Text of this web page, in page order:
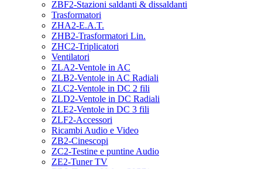
ZBF2-Stazioni saldanti & dissaldanti
Trasformatori
ZHA2-E.A.T.
ZHB2-Trasformatori Lin.
ZHC2-Triplicatori
Ventilatori
ZLA2-Ventole in AC
ZLB2-Ventole in AC Radiali
ZLC2-Ventole in DC 2 fili
ZLD2-Ventole in DC Radiali
ZLE2-Ventole in DC 3 fili
ZLF2-Accessori
Ricambi Audio e Video
ZB2-Cinescopi
ZC2-Testine e puntine Audio
ZE2-Tuner TV